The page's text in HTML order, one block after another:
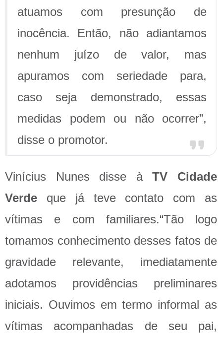
atuamos com presunção de
inocência. Então, não adiantamos
nenhum juízo de valor, mas
apuramos com seriedade para,
caso seja demonstrado, essas
medidas podem ou não ocorrer”,
disse o promotor.
Vinícius Nunes disse àTV Cidade
Verde que já teve contato com as
vítimas e com familiares.“Tão logo
tomamos conhecimento desses fatos de
gravidade relevante, imediatamente
adotamos providências preliminares
iniciais. Ouvimos em termo informal as
vítimas acompanhadas de seu pai,